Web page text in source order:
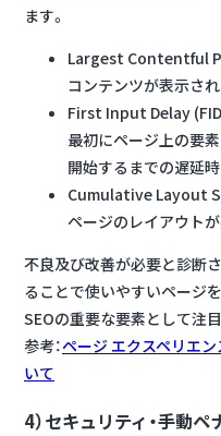
ます。
Largest Contentful
コンテンツが表示さ
First Input Delay
最初にページ上の要
開始するまでの遅延
Cumulative Layout
ページのレイアウトが
不良及び改善が必要と診断
ることで使いやすいページ
SEOの重要な要素として注
参考：ページ エクスペリエ
いて
4）セキュリティ・手動